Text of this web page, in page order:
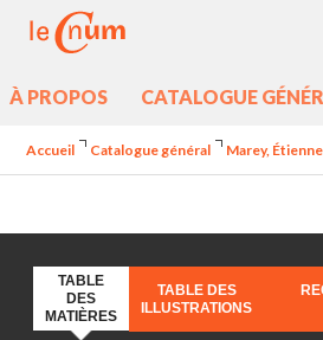
À PROPOS CATALOGUE
Accueil Catalogue général Marey,
TABLE
DES
MATIÈRES
TABLE DES
ILLUSTRATIONS